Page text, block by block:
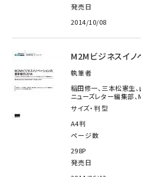
発売日
2014/10/08
M2Mビジネスイ
執筆者
稲田修一、三本松憲生
ニューズレター編集部
サイズ・判型
A4判
ページ数
298P
発売日